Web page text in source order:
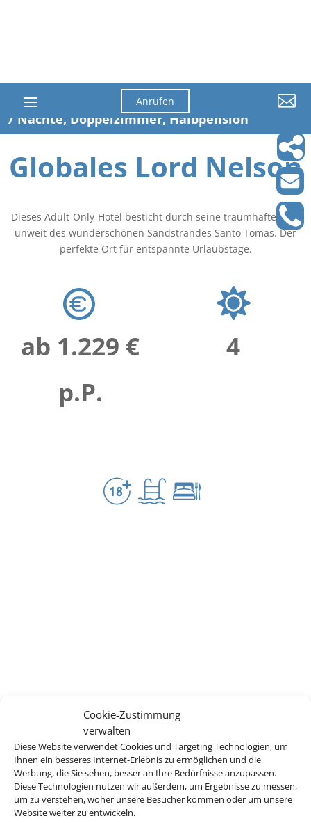
Cookie-Zustimmung
verwalten
Diese Website verwendet Cookies und Targeting Technologien, um
Ihnen ein besseres Internet-Erlebnis zu ermöglichen und die
Werbung, die Sie sehen, besser an Ihre Bedürfnisse anzupassen.
Diese Technologien nutzen wir außerdem, um Ergebnisse zu messen,
um zu verstehen, woher unsere Besucher kommen oder um unsere
Website weiter zu entwickeln.
Anrufen 
7 Nächte, Doppelzimmer, Halbpension
Globales Lord Nelson
Dieses Adult-Only-Hotel besticht durch seine traumhafte Lage
unweit des wunderschönen Sandstrandes Santo Tomas. Der
perfekte Ort für entspannte Urlaubstage.
ab 1.229 €
p.P.
4